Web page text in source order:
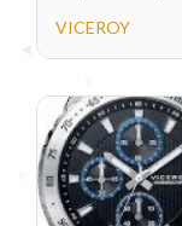
VICEROY